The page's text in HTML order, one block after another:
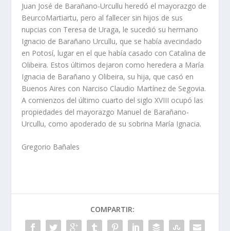
Juan José de Barañano-Urcullu heredó el mayorazgo de
Beurco­Martiartu, pero al fallecer sin hijos de sus
nupcias con Teresa de Uraga, le sucedió su hermano
Ignacio de Barañano Urcullu, que se habí­a avecindado
en Potosí­, lugar en el que habí­a casado con Catalina de
Olibeira. Estos últimos dejaron como heredera a Marí­a
Ignacia de Barañano y Olibeira, su hija, que casó en
Buenos Aires con Narciso Claudio Martí­nez de Segovia.
A comienzos del último cuarto del siglo XVIII ocupó las
propiedades del mayorazgo Manuel de Barañano­-
Urcullu, como apoderado de su sobrina Marí­a Ignacia.
Gregorio Bañales
COMPARTIR: